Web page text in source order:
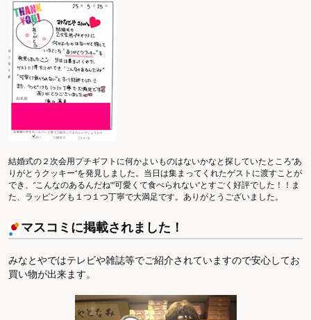
結婚式の２次会用プチギフトに何かよいものはないかなと探していたところ”あ
りがとうクッキー”を発見しました。当日は集まってくれたゲストに渡すことが
でき、”こんなのあるんだね””可愛くて食べられない”とすごく好評でした！！ま
た、ラッピングも１つ１つ丁寧で大満足です。ありがとうございました。
マスコミに掲載されました！
みなとやではテレビや雑誌等でご紹介されていますので安心してお
買い物が出来ます。